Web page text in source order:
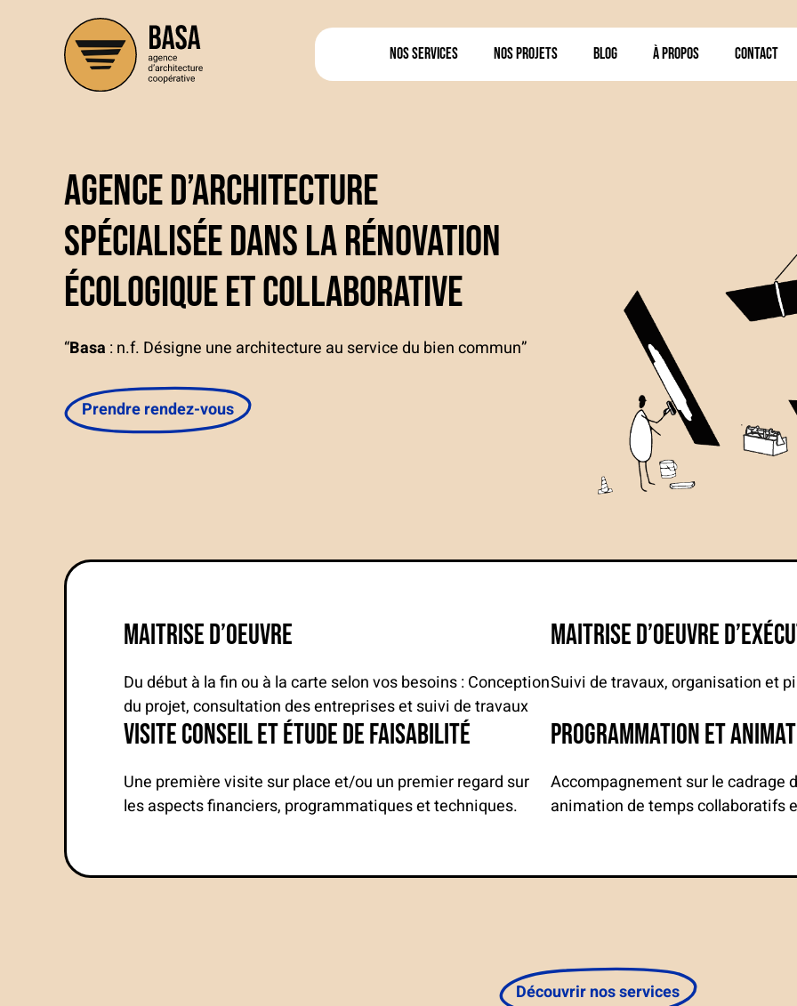
Nos services Nos projets Blog À Propos Contact
Agence d’architecture
spécialisée dans la rénovation
écologique et collaborative
“Basa : n.f. Désigne une architecture au service du bien commun”
Prendre rendez-vous
maitrise d’oeuvre
Du début à la fin ou à la carte selon vos besoins : Conception
du projet, consultation des entreprises et suivi de travaux
maitrise d’oeuvre
Suivi de travaux, organisation et
visite conseil et étude de faisabilité
Une première visite sur place et/ou un premier regard sur
les aspects financiers, programmatiques et techniques.
programmation et
Accompagnement sur le cadrage
animation de temps collaboratifs
Découvrir nos services